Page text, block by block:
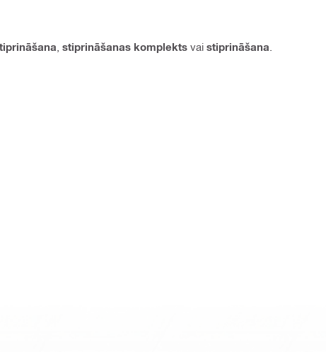
stiprināšanas komplekts vai stiprināšana